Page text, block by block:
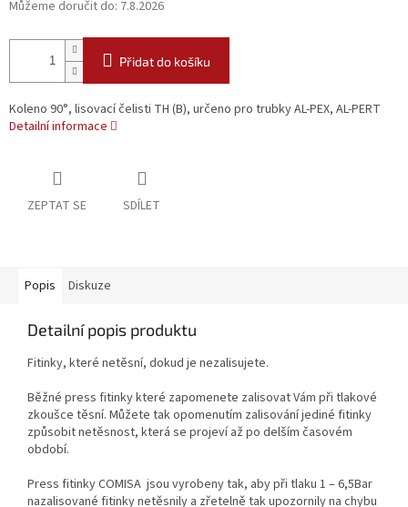
Můžeme doručit do: 7.8.2026
Přidat do košíku
Koleno 90°, lisovací čelisti TH (B), určeno pro trubky AL-PEX, AL-PERT
Detailní informace
ZEPTAT SE SDÍLET
Popis Diskuze
Detailní popis produktu
Fitinky, které netěsní, dokud je nezalisujete.
Běžné press fitinky které zapomenete zalisovat Vám při tlakové
zkoušce těsní. Můžete tak opomenutím zalisování jediné fitinky
způsobit netěsnost, která se projeví až po delším časovém
období.
Press fitinky COMISA jsou vyrobeny tak, aby při tlaku 1 – 6,5Bar
nazalisované fitinky netěsnily a zřetelně tak upozornily na chybu